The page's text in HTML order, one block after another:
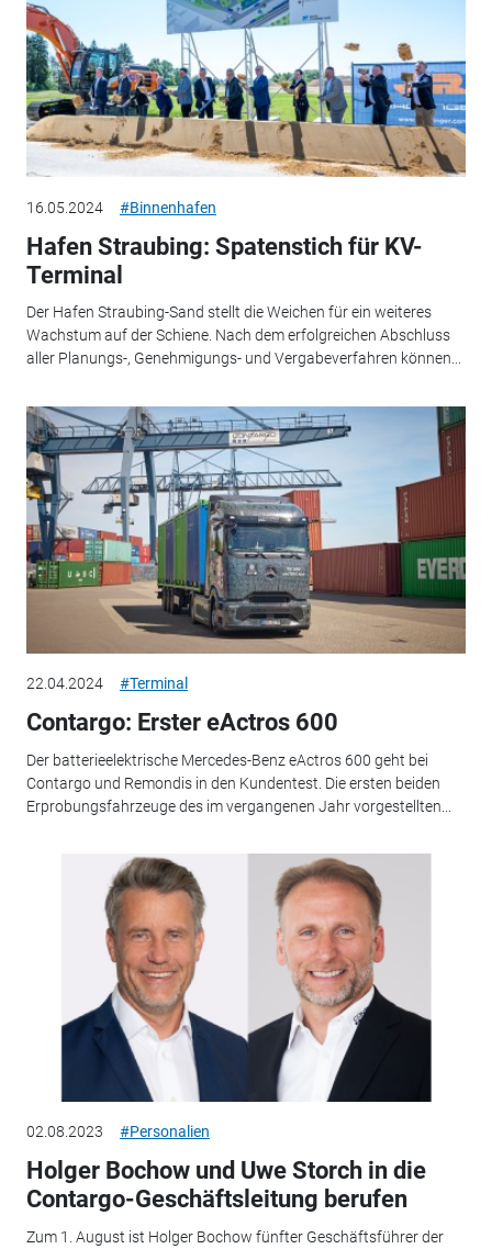
16.05.2024 #Binnenhafen
Hafen Straubing: Spatenstich für KV-
Terminal
Der Hafen Straubing-Sand stellt die Weichen für ein weiteres
Wachstum auf der Schiene. Nach dem erfolgreichen Abschluss
aller Planungs-, Genehmigungs- und Vergabeverfahren können...
22.04.2024 #Terminal
Contargo: Erster eActros 600
Der batterieelektrische Mercedes-Benz eActros 600 geht bei
Contargo und Remondis in den Kundentest. Die ersten beiden
Erprobungsfahrzeuge des im vergangenen Jahr vorgestellten...
02.08.2023 #Personalien
Holger Bochow und Uwe Storch in die
Contargo-Geschäftsleitung berufen
Zum 1. August ist Holger Bochow fünfter Geschäftsführer der